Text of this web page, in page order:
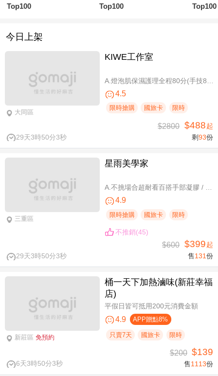
Top100
Top100
Top100
今日上架
大同區
KIWE工作室
4.5
限時搶購 國旅卡 限時
29天3時50分3秒
$2800 $488起
剩93份
三重區
星雨美學家
4.9
限時搶購 國旅卡 限時
不推銷(45)
29天3時50分3秒
$600 $399起
售131份
新莊區 免預約
桶一天下加熱滷味(新莊幸福
店)
平假日皆可抵用200元消費金額
4.9 APP贈點8%
只賣7天 國旅卡 限時
6天3時50分3秒
$200 $139
售1113份